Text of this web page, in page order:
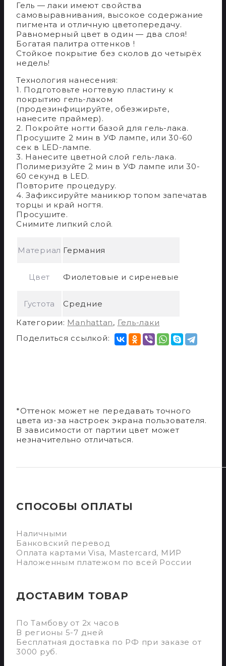
Гель — лаки имеют свойства
самовыравнивания, высокое содержание
пигмента и отличную цветопередачу.
Равномерный цвет в один — два слоя!
Богатая палитра оттенков !
Стойкое покрытие без сколов до четырёх
недель!
Технология нанесения:
1. Подготовьте ногтевую пластину к
покрытию гель-лаком
(продезинфицируйте, обезжирьте,
нанесите праймер).
2. Покройте ногти базой для гель-лака.
Просушите 2 мин в УФ лампе, или 30-60
сек в LED-лампе.
3. Нанесите цветной слой гель-лака.
Полимеризуйте 2 мин в УФ лампе или 30-
60 секунд в LED.
Повторите процедуру.
4. Зафиксируйте маникюр топом запечатав
торцы и край ногтя.
Просушите.
Снимите липкий слой.
Материал Германия
Цвет Фиолетовые и сиреневые
Густота
Средние
Категории: Manhattan, Гель-лаки
Поделиться ссылкой:
*Оттенок может не передавать точного
цвета из-за настроек экрана пользователя.
В зависимости от партии цвет может
незначительно отличаться.
СПОСОБЫ ОПЛАТЫ
Наличными
Банковский перевод
Оплата картами Visa, Mastercard, МИР
Наложенным платежом по всей России
ДОСТАВИМ ТОВАР
По Тамбову от 2х часов
В регионы 5-7 дней
Бесплатная доставка по РФ при заказе от
3000 руб.